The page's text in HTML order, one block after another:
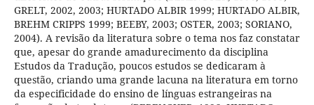
GRELT, 2002, 2003; HURTADO ALBIR 1999; HURTADO ALBIR,
BREHM CRIPPS 1999; BEEBY, 2003; OSTER, 2003; SORIANO,
2004). A revisão da literatura sobre o tema nos faz constatar
que, apesar do grande amadurecimento da disciplina
Estudos da Tradução, poucos estudos se dedicaram à
questão, criando uma grande lacuna na literatura em torno
da especificidade do ensino de línguas estrangeiras na